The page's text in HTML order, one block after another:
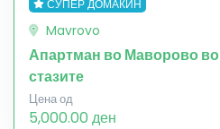
СУПЕР ДОМАЌИН
Mavrovo
Апартман во Маворово во
стазите
Цена од
5,000.00 ден